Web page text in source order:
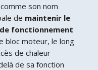
son nom
de maintenir le
fonctionnement
bloc moteur, le long
de chaleur
de sa fonction